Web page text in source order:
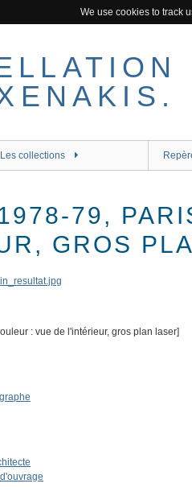
We use cookies to track
Les collections
79,
GROS
: vue de l'intérieur, gros plan laser]